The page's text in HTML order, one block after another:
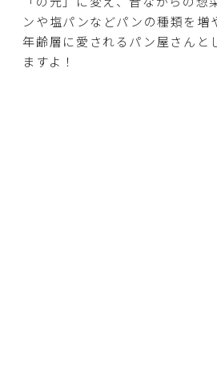
ンや塩パンなどパンの種類を増
年齢層に愛されるパン屋さんと
ますよ！